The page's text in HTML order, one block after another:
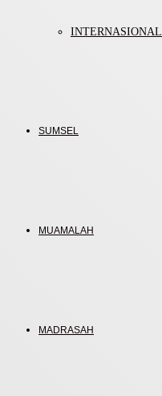
INTERNASIONAL
SUMSEL
MUAMALAH
MADRASAH